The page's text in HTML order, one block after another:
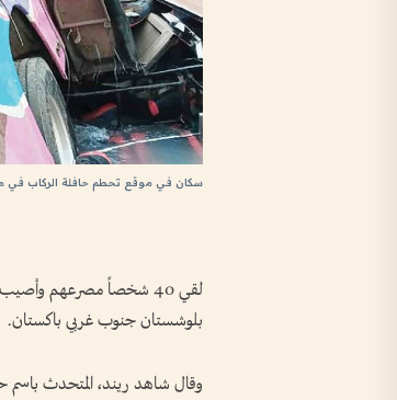
سكان في موقع تحطم حافلة الركاب في
لقي 40 شخصاً مصرعهم
بلوشستان جنوب غربي باكستان.
وقال شاهد ريند، المتحدث باسم